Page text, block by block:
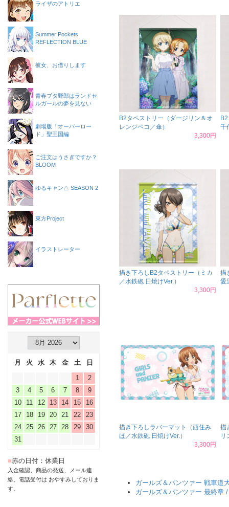
B2タペストリー（ダージリン＆オ
レンジペコ／傘）
3,300円
千
描き下ろしB2タペストリー（ミカ
／水鉄砲 日焼けVer.）
3,300円
描
愛
描き下ろしラバーマット（西住み
ほ／水鉄砲 日焼けVer.）
3,300円
描
リ
ガールズ＆パンツァー 戦車道
ガールズ＆パンツァー 最終章
ライザのアトリエ
Summer Pockets
REFLECTION BLUE
彼女、お借りします
青春ブタ野郎はランドセ
ルガールの夢を見ない
劇場版「オーバーロー
ド」聖王国編
ご注文はうさぎですか？
BLOOM
ゆるキャン△ SEASON 2
東方Project
イラストレーター
月 火 水 木 金 土
日
1
2
3
4 5 6 7 8
9
10
11 12 13 14 15
16
17
18 19 20 21 22
23
24
25 26 27 28 29
30
31
■赤の日付：休業日
入金確認、商品の発送、メール連
絡、電話受付は おやすみしておりま
す。